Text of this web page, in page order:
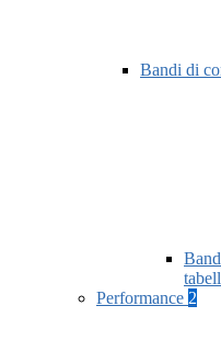
Bandi di
Performance 2